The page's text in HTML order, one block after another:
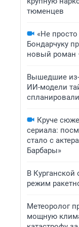
тюменцев
«Не
Бондарчуку
новый роман
Вышедшие
ИИ-модели
Круче
сериала:
стало с
Барбары»
В Курганской
режим
Метеоролог
мощную